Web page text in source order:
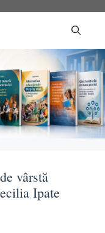
vârstă
Ipate